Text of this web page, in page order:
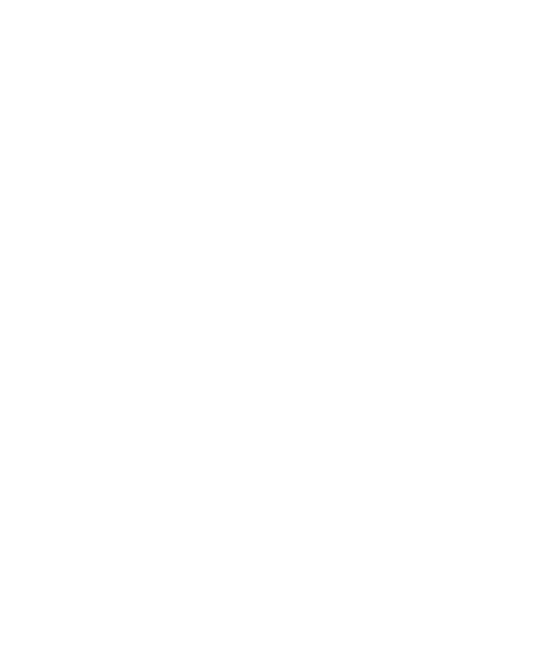
előtt nagyobb miatta a demencia kockázata
annál nagyobb az esély az elbutulásra - írja egy tanulmány.